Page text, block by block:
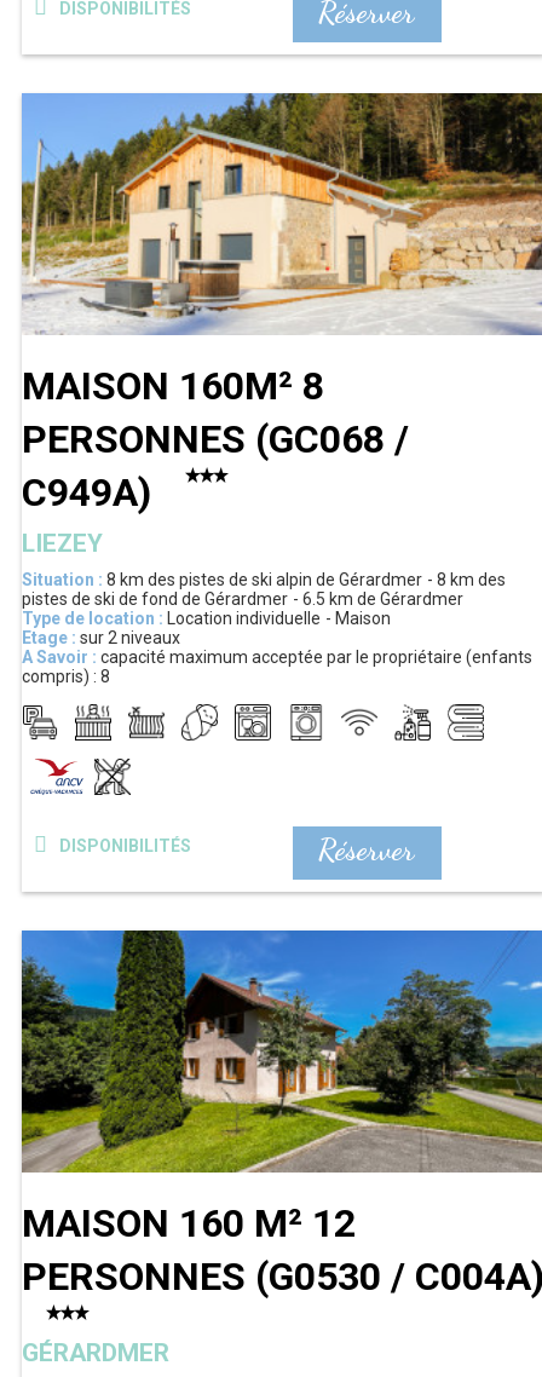
Réserver
DISPONIBILITÉS
MAISON 160M² 8
PERSONNES (GC068 /
C949A)
LIEZEY
Situation : 8 km des pistes de ski alpin de Gérardmer 8 km des
pistes de ski de fond de Gérardmer
6.5 km de Gérardmer
Type de location : Location individuelle
Maison
Etage : sur 2 niveaux
A Savoir : capacité maximum acceptée par le propriétaire (enfants
compris) : 8
Réserver
DISPONIBILITÉS
MAISON 160 M² 12
PERSONNES (G0530 / C004A
GÉRARDMER